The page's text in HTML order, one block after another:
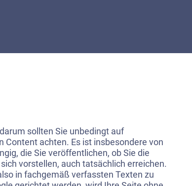
sollten Sie unbedingt auf
Content achten. Es ist insbesondere von
die Sie veröffentlichen, ob Sie die
vorstellen, auch tatsächlich erreichen.
in fachgemäß verfassten Texten zu